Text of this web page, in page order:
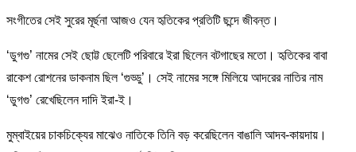
সংগীতের সেই সুরের মূর্ছনা আজও যেন হৃতিকের প্রতিটি ছন্দে জীবন্ত।
‘ডুগগু’ নামের সেই ছোট্ট ছেলেটি পরিবারে ইরা ছিলেন বটগাছের মতো। হৃতিকের বাবা
রাকেশ রোশনের ডাকনাম ছিল ‘গুড্ডু’। সেই নামের সঙ্গে মিলিয়ে আদরের নাতির নাম
‘ডুগগু’ রেখেছিলেন দাদি ইরা-ই।
মুম্বাইয়ের চাকচিক্যের মাঝেও নাতিকে তিনি বড় করেছিলেন বাঙালি আদব-কায়দায়।